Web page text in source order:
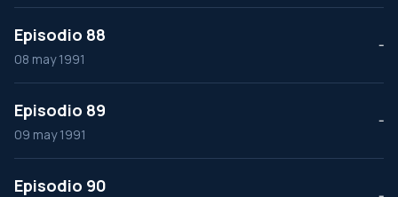
Episodio 88
08 may 1991
--
Episodio 89
09 may 1991
--
Episodio 90